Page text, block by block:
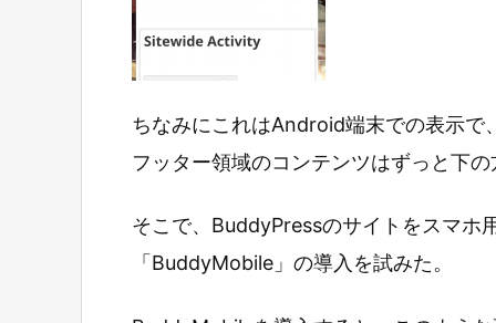
ちなみにこれはAndroid端末での表示で
フッター領域のコンテンツはずっと下
そこで、BuddyPressのサイトをスマホ
「BuddyMobile」の導入を試みた。